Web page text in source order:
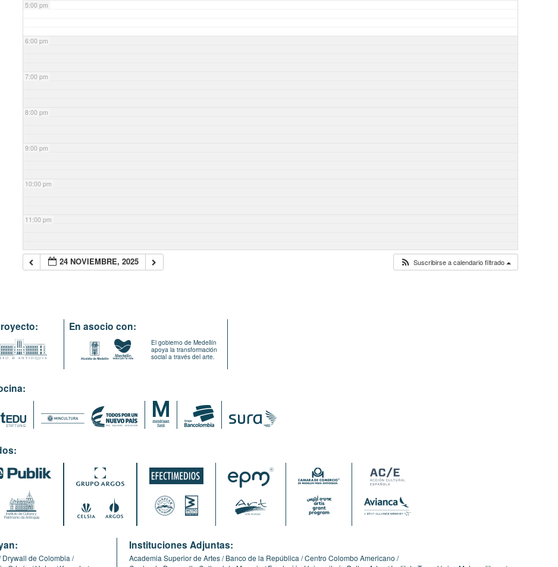
5:00 pm
6:00 pm
7:00 pm
8:00 pm
9:00 pm
10:00 pm
11:00 pm
24 NOVIEMBRE, 2025 Suscribirse a calendario filtrado
En asocio con:
El gobierno de Medellín
apoya la transformación
social a través del arte.
Drywall de Colombia
Instituciones Adjuntas:
Academia Superior de Artes Banco de la República Centro Colombo Americano